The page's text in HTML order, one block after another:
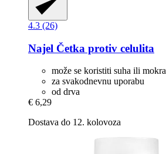
4.3 (26)
Najel Četka protiv celulita
može se koristiti suha ili mokra
za svakodnevnu uporabu
od drva
€ 6,29
Dostava do 12. kolovoza